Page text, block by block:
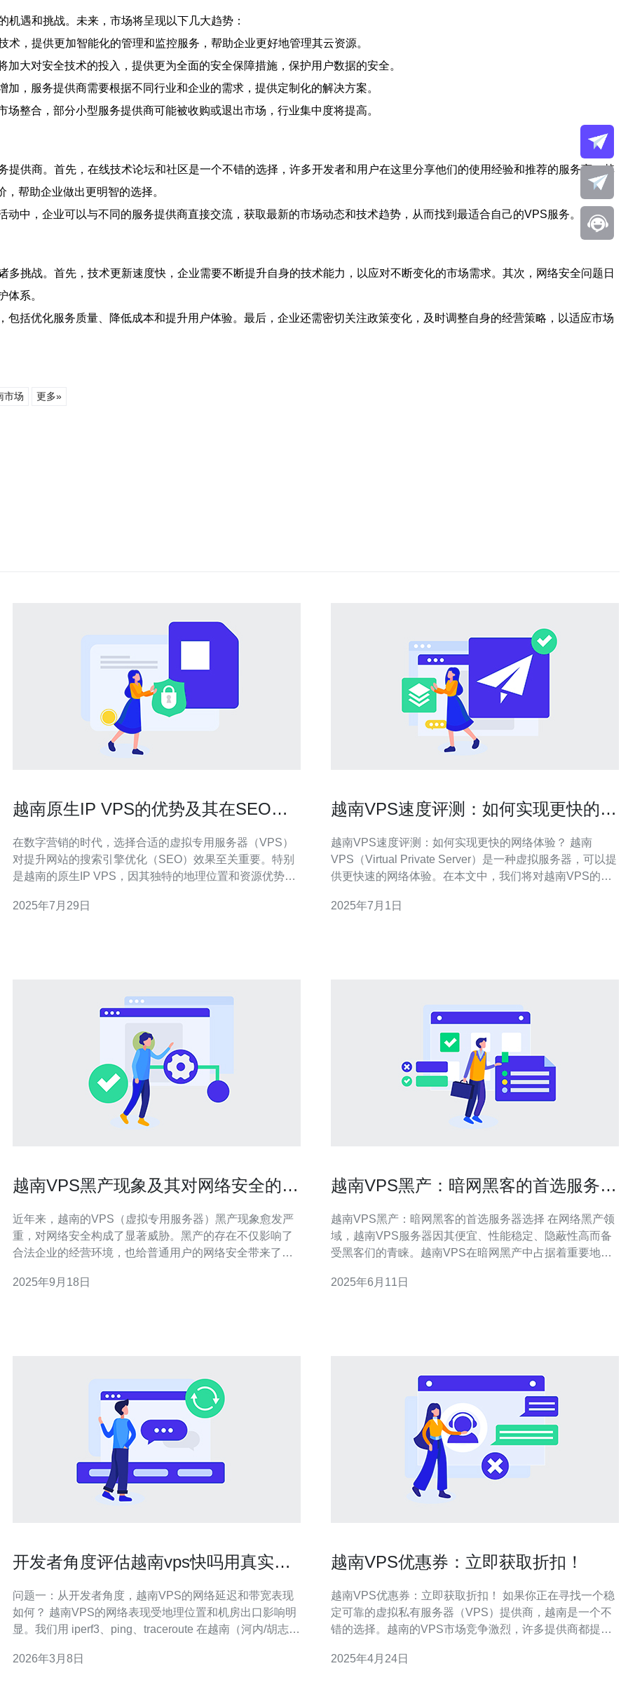
遇和挑战。未来，市场将呈现以下几大趋势：
，提供更加智能化的管理和监控服务，帮助企业更好地管理其云资源。
大对安全技术的投入，提供更为全面的安全保障措施，保护用户数据的安全。
，服务提供商需要根据不同行业和企业的需求，提供定制化的解决方案。
整合，部分小型服务提供商可能被收购或退出市场，行业集中度将提高。
供商。首先，在线技术论坛和社区是一个不错的选择，许多开发者和用户在这里分享他们的使用经验和推荐的服务商。其
帮助企业做出更明智的选择。
中，企业可以与不同的服务提供商直接交流，获取最新的市场动态和技术趋势，从而找到最适合自己的VPS服务。
挑战。首先，技术更新速度快，企业需要不断提升自身的技术能力，以应对不断变化的市场需求。其次，网络安全问题日
体系。
括优化服务质量、降低成本和提升用户体验。最后，企业还需密切关注政策变化，及时调整自身的经营策略，以适应市场
市场 更多»
越南原生IP VPS的优势及其在SEO中
在数字营销的时代，选择合适的虚拟专用服务器（VPS）
对提升网站的搜索引擎优化（SEO）效果至关重要。特别
是越南的原生IP VPS，因其独特的地理位置和资源优势，
VPS的优势以及其在SEO中的重要性，帮助读者更好地理
2025年7月29日
越南VPS速度评测：如何实现更快的网
越南VPS速度评测：如何实现更快的网络体验？ 越南
VPS（Virtual Private Server）是一种虚拟服务器，可以提
供更快速的网络体验。在本文中，我们将对越南VPS的速
越南VPS的速度，我们使用了多种测试工具，包括Ping测
2025年7月1日
越南VPS黑产现象及其对网络安全的影
近年来，越南的VPS（虚拟专用服务器）黑产现象愈发严
重，对网络安全构成了显著威胁。黑产的存在不仅影响了
合法企业的经营环境，也给普通用户的网络安全带来了隐
施。 越南VPS黑产现象是什么？ 越南的VPS黑产现象主要
2025年9月18日
越南VPS黑产：暗网黑客的首选服务器
越南VPS黑产：暗网黑客的首选服务器选择 在网络黑产领
域，越南VPS服务器因其便宜、性能稳定、隐蔽性高而备
受黑客们的青睐。越南VPS在暗网黑产中占据着重要地
VPS服务器价格相对较低，性能稳定，网络速度快，适合
2025年6月11日
开发者角度评估越南vps快吗用真实场
问题一：从开发者角度，越南VPS的网络延迟和带宽表现
如何？ 越南VPS的网络表现受地理位置和机房出口影响明
显。我们用 iperf3、ping、traceroute 在越南（河内/胡志
型单向延迟：越南-中国南部 30-60ms，越南-香港 10-
2026年3月8日
越南VPS优惠券：立即获取折扣！
越南VPS优惠券：立即获取折扣！ 如果你正在寻找一个稳
定可靠的虚拟私有服务器（VPS）提供商，越南是一个不
错的选择。越南的VPS市场竞争激烈，许多提供商都提供
些越南VPS优惠券，并告诉你如何立即获取折扣。 以下是
2025年4月24日